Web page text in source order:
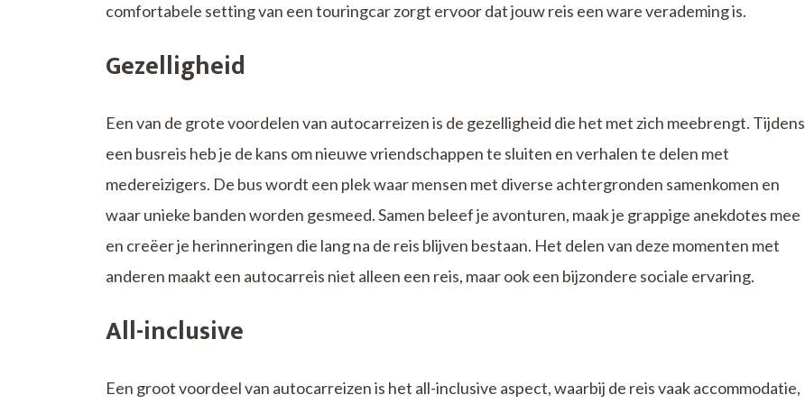
comfortabele setting van een touringcar zorgt ervoor dat jouw reis een ware verademing is.
Gezelligheid
Een van de grote voordelen van autocarreizen is de gezelligheid die het met zich meebrengt. Tijdens
een busreis heb je de kans om nieuwe vriendschappen te sluiten en verhalen te delen met
medereizigers. De bus wordt een plek waar mensen met diverse achtergronden samenkomen en
waar unieke banden worden gesmeed. Samen beleef je avonturen, maak je grappige anekdotes mee
en creëer je herinneringen die lang na de reis blijven bestaan. Het delen van deze momenten met
anderen maakt een autocarreis niet alleen een reis, maar ook een bijzondere sociale ervaring.
All-inclusive
Een groot voordeel van autocarreizen is het all-inclusive aspect, waarbij de reis vaak accommodatie,